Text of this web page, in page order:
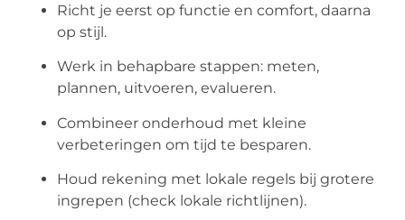
Richt je eerst op functie en comfort, daarna
op stijl.
Werk in behapbare stappen: meten,
plannen, uitvoeren, evalueren.
Combineer onderhoud met kleine
verbeteringen om tijd te besparen.
Houd rekening met lokale regels bij grotere
ingrepen (check lokale richtlijnen).